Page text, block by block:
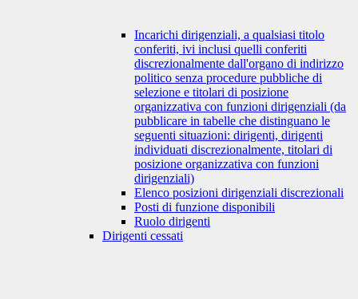
Incarichi dirigenziali, a qualsiasi titolo
conferiti, ivi inclusi quelli conferiti
discrezionalmente dall'organo di indirizzo
politico senza procedure pubbliche di
selezione e titolari di posizione
organizzativa con funzioni dirigenziali (da
pubblicare in tabelle che distinguano le
seguenti situazioni: dirigenti, dirigenti
individuati discrezionalmente, titolari di
posizione organizzativa con funzioni
dirigenziali)
Elenco posizioni dirigenziali discrezionali
Posti di funzione disponibili
Ruolo dirigenti
Dirigenti cessati